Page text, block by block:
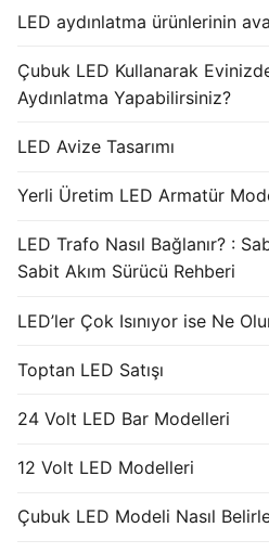
LED aydınlatma ürünlerinin
Çubuk LED Kullanarak
Aydınlatma Yapabilirsiniz?
LED Avize Tasarımı
Yerli Üretim LED Armatür
LED Trafo Nasıl Bağlanır? :
Sabit Akım Sürücü Rehberi
LED’ler Çok Isınıyor ise Ne
Toptan LED Satışı
24 Volt LED Bar Modelleri
12 Volt LED Modelleri
Çubuk LED Modeli Nasıl